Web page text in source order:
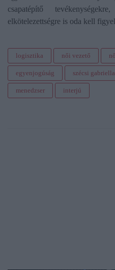
csapatépítő
elkötelezettségre is oda kell
logisztika női vezető
egyenjogúság szécsi gabriella
menedzser interjú